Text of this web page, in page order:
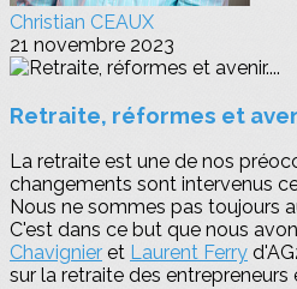
Christian CEAUX
21 novembre 2023
Retraite, réformes et
La retraite est une de nos
changements sont intervenus
Nous ne sommes pas toujours
C'est dans ce but que nous
Chavignier et Laurent Ferry
sur la retraite des entrepreneurs